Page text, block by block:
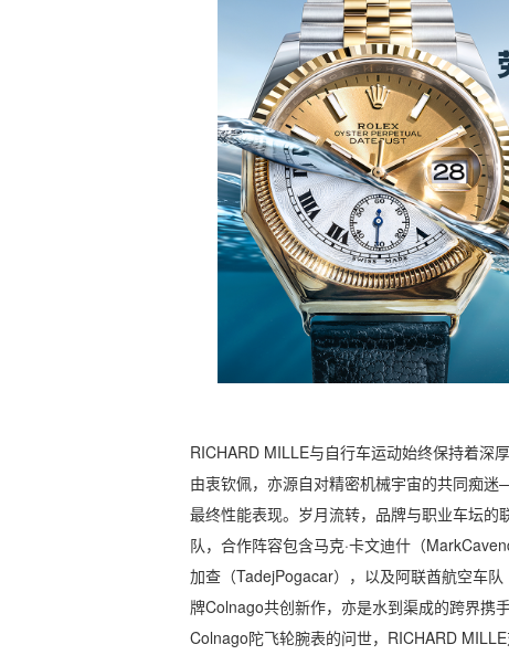
RICHARD MILLE与自行车运动始终保持着深
由衷钦佩，亦源自对精密机械宇宙的共同痴
最终性能表现。岁月流转，品牌与职业车坛
队，合作阵容包含马克·卡文迪什（
加查（TadejPogacar），以及阿联酋航空车
牌Colnago共创新作，亦是水到渠成的跨界
Colnago陀飞轮腕表的问世，RICHARD